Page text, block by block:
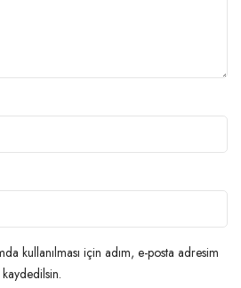
kullanılması için adım, e-posta adresim